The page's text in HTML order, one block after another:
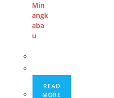
Min
angk
aba
u
READ
MORE